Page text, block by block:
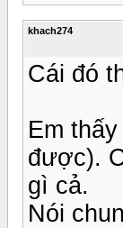
khach274
Cái đó
Em
được).
gì cả.
Nói